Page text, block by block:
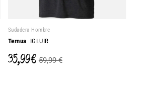
Sudadera Hombre
Ternua IGLUIR
35,99 € 59,99 €